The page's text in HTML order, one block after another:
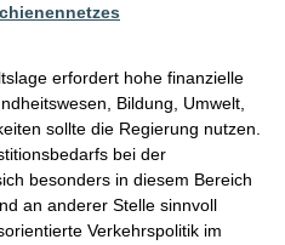
erfordert hohe finanzielle
Bildung, Umwelt,
sollte die Regierung nutzen.
bei der
besonders in diesem Bereich
an anderer Stelle sinnvoll
Verkehrspolitik im